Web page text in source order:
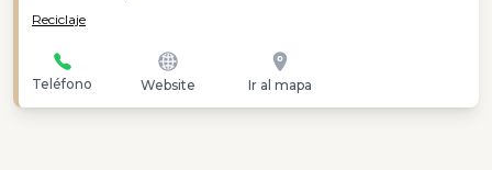
Reciclaje
Teléfono Website Ir al mapa